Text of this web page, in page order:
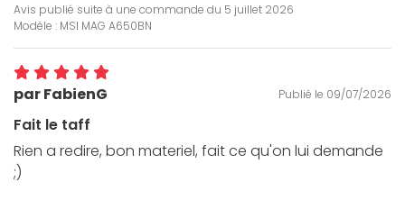
Avis publié suite à une commande du 5 juillet 2026
Modèle : MSI MAG A650BN
par FabienG Publié le 09/07/2026
Fait le taff
Rien a redire, bon materiel, fait ce qu'on lui demande
;)